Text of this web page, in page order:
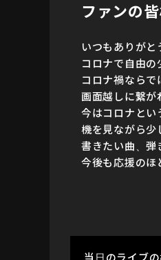
ファンの
いつもありがと
コロナで自由の
コロナ禍なら
画面越しに繋が
今はコロナとい
機を見ながら少
書きたい曲、
今後も応援のほ